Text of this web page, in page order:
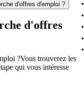
d'offres d'emploi ?
d'offres
?Vous trouverez les
qui vous intéresse